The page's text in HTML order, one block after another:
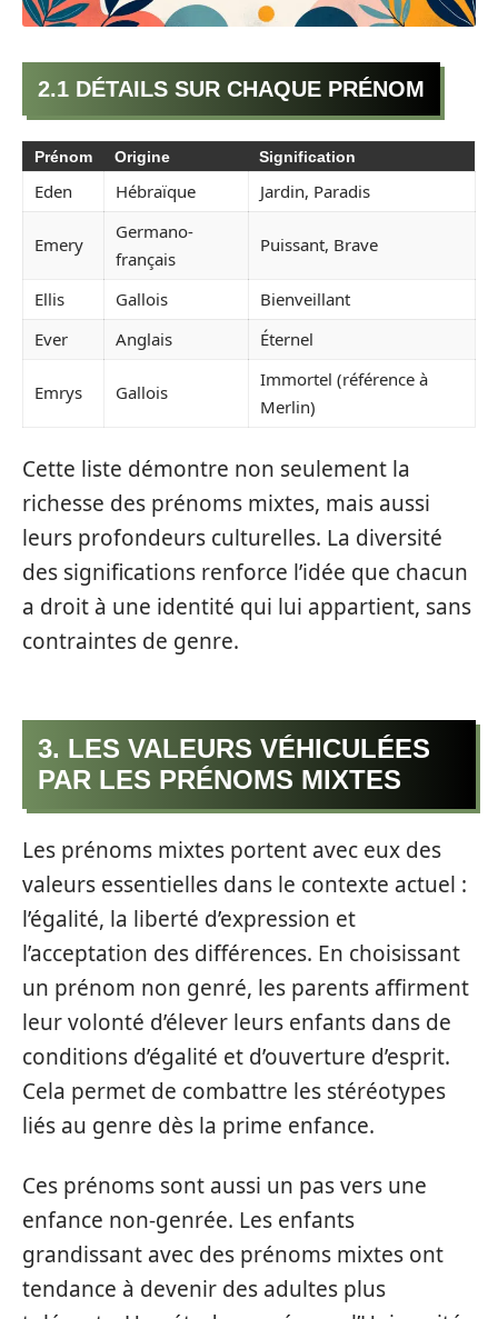
2.1 DÉTAILS SUR CHAQUE PRÉNOM
Prénom Origine Signification
Eden Hébraïque Jardin, Paradis
Emery
Germano-
français
Puissant, Brave
Ellis Gallois
Bienveillant
Ever
Anglais Éternel
Emrys Gallois
Immortel (référence à
Merlin)
Cette liste démontre non seulement la
richesse des prénoms mixtes, mais aussi
leurs profondeurs culturelles. La diversité
des significations renforce l’idée que chacun
a droit à une identité qui lui appartient, sans
contraintes de genre.
3. LES VALEURS VÉHICULÉES
PAR LES PRÉNOMS MIXTES
Les prénoms mixtes portent avec eux des
valeurs essentielles dans le contexte actuel :
l’égalité, la liberté d’expression et
l’acceptation des différences. En choisissant
un prénom non genré, les parents affirment
leur volonté d’élever leurs enfants dans de
conditions d’égalité et d’ouverture d’esprit.
Cela permet de combattre les stéréotypes
liés au genre dès la prime enfance.
Ces prénoms sont aussi un pas vers une
enfance non-genrée. Les enfants
grandissant avec des prénoms mixtes ont
tendance à devenir des adultes plus